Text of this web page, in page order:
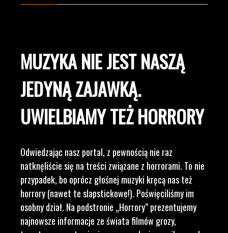
MUZYKA NIE JEST NASZĄ
JEDYNĄ ZAJAWKĄ.
UWIELBIAMY TEŻ HORRORY
Odwiedzając nasz portal, z pewnością nie raz
natknęliście się na treści związane z horrorami. To nie
przypadek, bo oprócz głośnej muzyki kręcą nas też
horrory (nawet te slapstickowe!). Poświęciliśmy im
osobny dział. Na podstronie „Horrory” prezentujemy
najnowsze informacje ze świata filmów grozy,